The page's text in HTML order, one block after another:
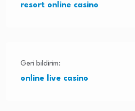
resort online casino
Geri bildirim:
online live casino